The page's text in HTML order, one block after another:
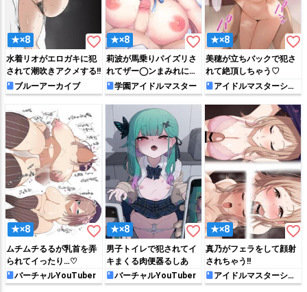
★×8 favorite_border
水着リオがエロガキに犯
されて潮吹きアクメする!!
ブルーアーカイブ
★×8 favorite_border
莉波が馬乗りパイズリさ
れてザー◯ンまみれにな
っちゃう!!
学園アイドルマスター
★×8 favorite_border
美穂が立ちバックで犯さ
れて絶頂しちゃう♡
アイドルマスターシン
デレラガールズ
★×8 favorite_border
ムチムチるるが乳首を弄
られてイったり…♡
バーチャルYouTuber
★×8 favorite_border
男子トイレで犯されてイ
キまくる肉便器るしあ
バーチャルYouTuber
★×8 favorite_border
真乃がフェラをして顔射
されちゃう!!
アイドルマスターシャ
イニーカラーズ